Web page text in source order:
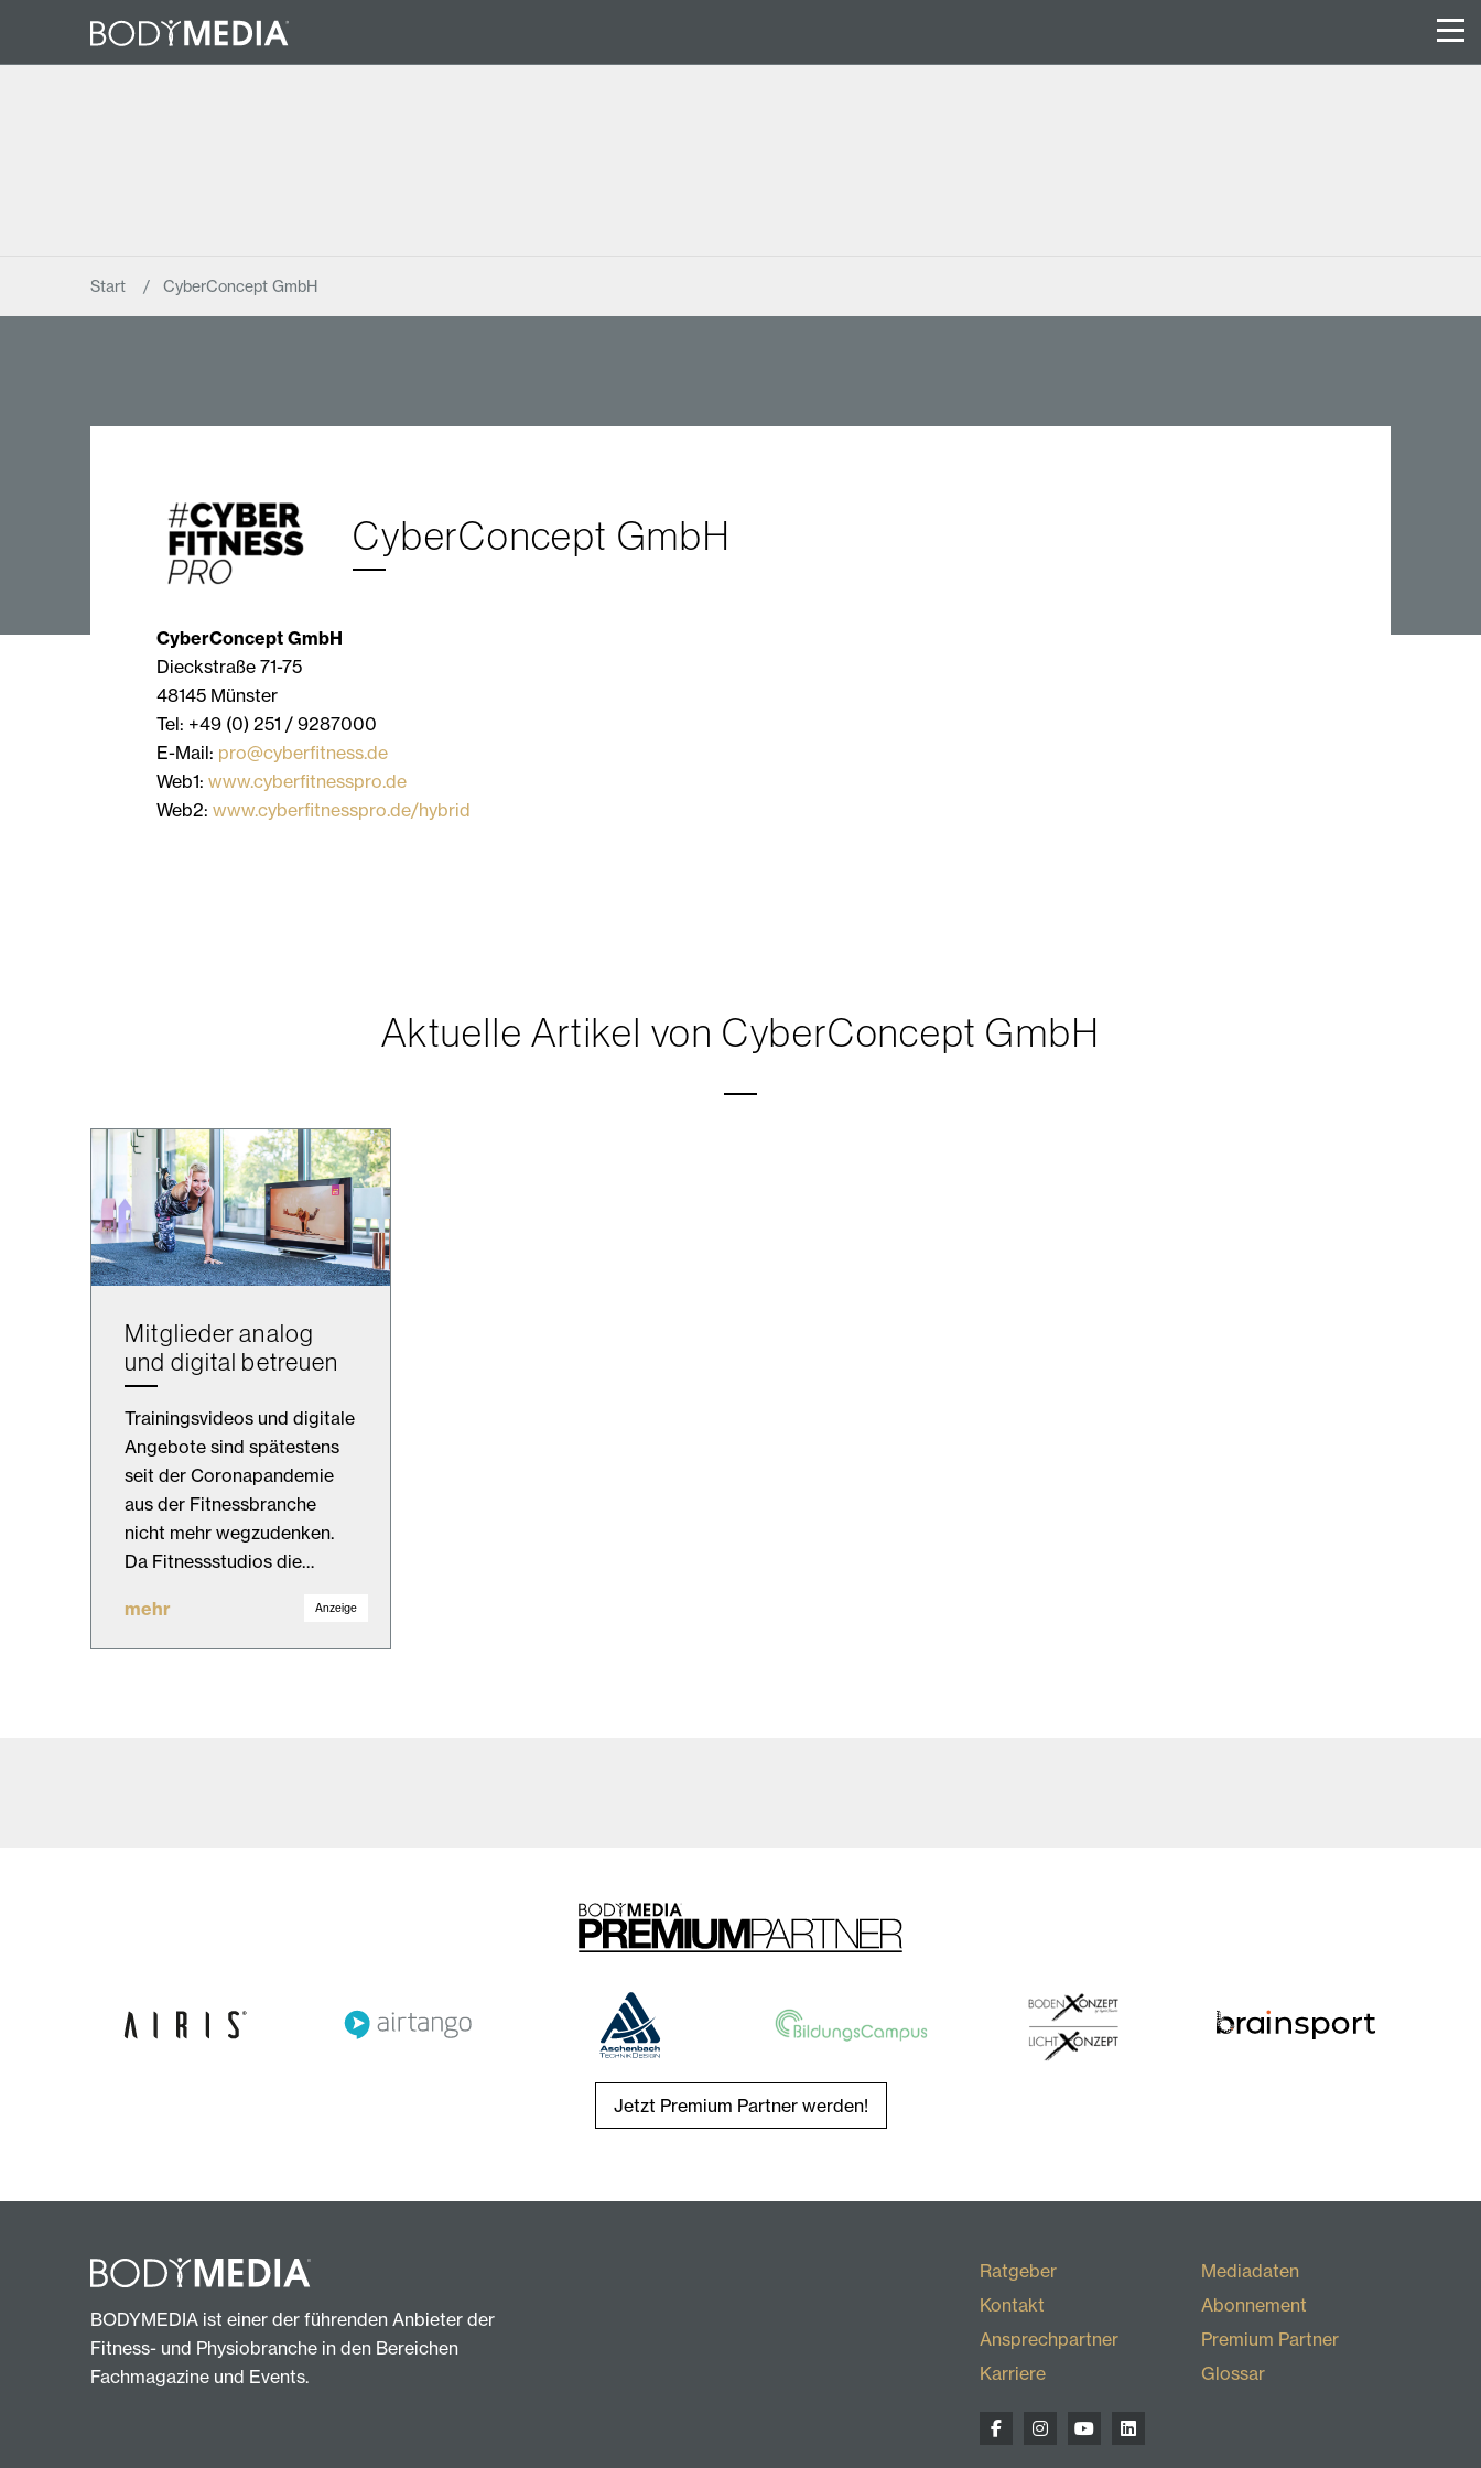
Start CyberConcept GmbH
CyberConcept GmbH
CyberConcept GmbH
Dieckstraße 71-75
48145 Münster
Tel: +49 (0) 251 / 9287000
E-Mail: pro@cyberfitness.de
Web1:www.cyberfitnesspro.de
Web2:www.cyberfitnesspro.de/hybrid
Aktuelle Artikel von CyberConcept GmbH
Mitglieder analog
und digital betreuen
Trainingsvideos und digitale
Angebote sind spätestens
seit der Coronapandemie
aus der Fitnessbranche
nicht mehr wegzudenken.
Da Fitnessstudios die…
mehr Anzeige
Jetzt Premium Partner werden!
BODYMEDIA ist einer der führenden Anbieter der
Fitness- und Physiobranche in den Bereichen
Fachmagazine und Events.
Ratgeber
Kontakt
Ansprechpartner
Karriere
Mediadaten
Abonnement
Premium Partner
Glossar